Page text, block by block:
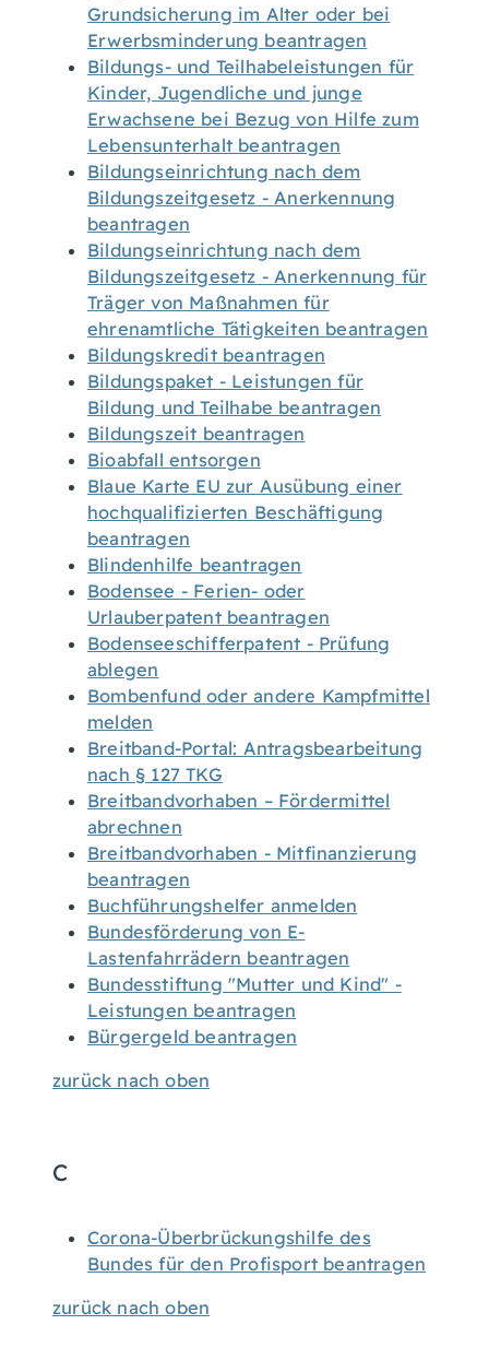
Grundsicherung im Alter oder bei
Erwerbsminderung beantragen
Bildungs- und Teilhabeleistungen für
Kinder, Jugendliche und junge
Erwachsene bei Bezug von Hilfe zum
Lebensunterhalt beantragen
Bildungseinrichtung nach dem
Bildungszeitgesetz - Anerkennung
beantragen
Bildungseinrichtung nach dem
Bildungszeitgesetz - Anerkennung für
Träger von Maßnahmen für
ehrenamtliche Tätigkeiten beantragen
Bildungskredit beantragen
Bildungspaket - Leistungen für
Bildung und Teilhabe beantragen
Bildungszeit beantragen
Bioabfall entsorgen
Blaue Karte EU zur Ausübung einer
hochqualifizierten Beschäftigung
beantragen
Blindenhilfe beantragen
Bodensee - Ferien- oder
Urlauberpatent beantragen
Bodenseeschifferpatent - Prüfung
ablegen
Bombenfund oder andere Kampfmittel
melden
Breitband-Portal: Antragsbearbeitung
nach § 127 TKG
Breitbandvorhaben – Fördermittel
abrechnen
Breitbandvorhaben - Mitfinanzierung
beantragen
Buchführungshelfer anmelden
Bundesförderung von E-
Lastenfahrrädern beantragen
Bundesstiftung "Mutter und Kind" -
Leistungen beantragen
Bürgergeld beantragen
zurück nach oben
C
Corona-Überbrückungshilfe des
Bundes für den Profisport beantragen
zurück nach oben